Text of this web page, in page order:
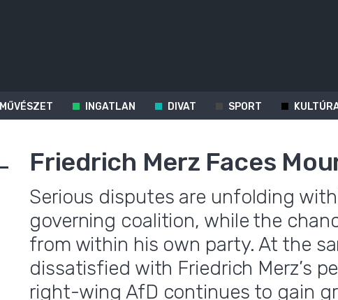
MŰVÉSZET INGATLAN DIVAT SPORT
Friedrich Merz Faces
Serious disputes are unfolding
governing coalition, while the
from within his own party. At the
dissatisfied with Friedrich Merz’s
right-wing AfD continues to gain